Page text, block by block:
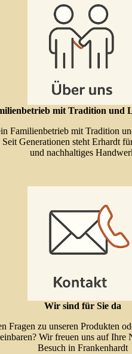
mit Tradition und
Familienbetrieb mit Tradition
Seit Generationen steht Erhardt
und nachhaltiges
Wir sind für Sie da
Fragen zu unseren Produkten
Wir freuen uns auf Ihre
Besuch in Frankenhardt